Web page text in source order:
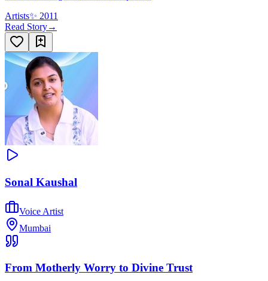
Artists✨ 2011
Read Story→
Sonal Kaushal
Voice Artist
Mumbai
From Motherly Worry to Divine Trust